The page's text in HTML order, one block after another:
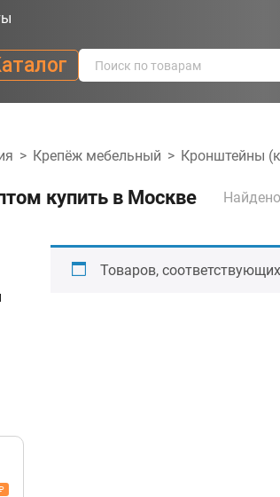
> Крепёж мебельный > Кронштейны
купить в Москве
Товаров,